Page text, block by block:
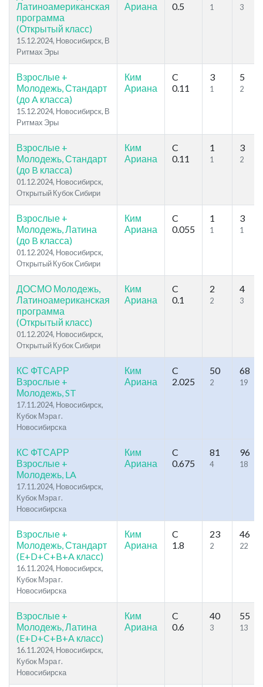
Латиноамериканская
программа
(Открытый класс)
15.12.2024, Новосибирск, В
Ритмах Эры
Ариана
0.5
1 3
Взрослые +
Молодежь, Стандарт
(до A класса)
15.12.2024, Новосибирск, В
Ритмах Эры
Ким
Ариана
C
0.11
3
1
5
2
Взрослые +
Молодежь, Стандарт
(до B класса)
01.12.2024, Новосибирск,
Открытый Кубок Сибири
Ким
Ариана
C
0.11
1
1
3
2
Взрослые +
Молодежь, Латина
(до B класса)
01.12.2024, Новосибирск,
Открытый Кубок Сибири
Ким
Ариана
C
0.055
1
1
3
1
ДОСМО Молодежь,
Латиноамериканская
программа
(Открытый класс)
01.12.2024, Новосибирск,
Открытый Кубок Сибири
Ким
Ариана
C
0.1
2
2
4
3
КС ФТСАРР
Взрослые +
Молодежь, ST
17.11.2024, Новосибирск,
Кубок Мэра г.
Новосибирска
Ким
Ариана
C
2.025
50
2
68
19
КС ФТСАРР
Взрослые +
Молодежь, LA
17.11.2024, Новосибирск,
Кубок Мэра г.
Новосибирска
Ким
Ариана
C
0.675
81
4
96
18
Взрослые +
Молодежь, Стандарт
(E+D+C+B+A класс)
16.11.2024, Новосибирск,
Кубок Мэра г.
Новосибирска
Ким
Ариана
C
1.8
23
2
46
22
Взрослые +
Молодежь, Латина
(E+D+C+B+A класс)
16.11.2024, Новосибирск,
Кубок Мэра г.
Новосибирска
Ким
Ариана
C
0.6
40
3
55
13